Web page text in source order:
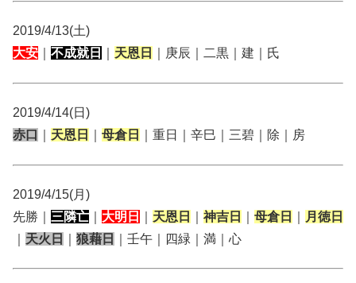
2019/4/13(土)
大安
不成就日 天恩日 ｜庚辰｜二黒｜建｜氏
2019/4/14(日)
赤口
天恩日 母倉日 ｜重日｜辛巳｜三碧｜除｜房
2019/4/15(月)
先勝｜ 三隣亡 大明日 天恩日 神吉日 母倉日
月徳日
天火日 狼藉日 ｜壬午｜四緑｜満｜心